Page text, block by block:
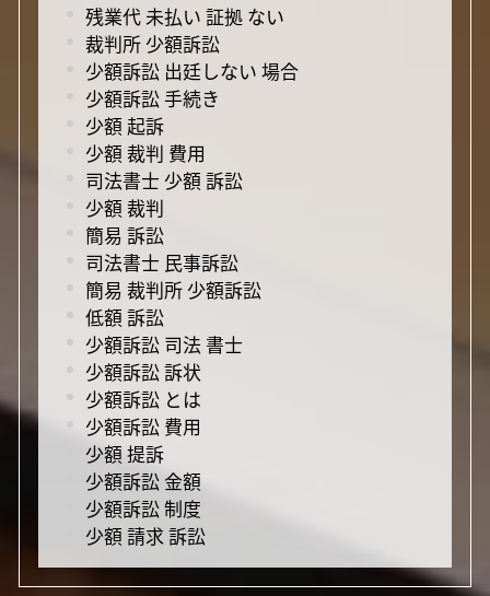
残業代 未払い 証拠 ない
裁判所 少額訴訟
少額訴訟 出廷しない 場合
少額訴訟 手続き
少額 起訴
少額 裁判 費用
司法書士 少額 訴訟
少額 裁判
簡易 訴訟
司法書士 民事訴訟
簡易 裁判所 少額訴訟
低額 訴訟
少額訴訟 司法 書士
少額訴訟 訴状
少額訴訟 とは
少額訴訟 費用
少額 提訴
少額訴訟 金額
少額訴訟 制度
少額 請求 訴訟